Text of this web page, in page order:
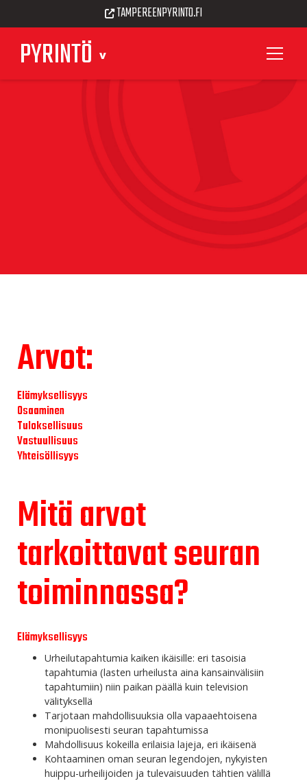
PYRINTÖ
TAMPEREENPYRINTO.FI
Arvot:
Elämyksellisyys
Osaaminen
Tuloksellisuus
Vastuullisuus
Yhteisöllisyys
Mitä arvot
tarkoittavat seuran
toiminnassa?
Elämyksellisyys
Urheilutapahtumia kaiken ikäisille: eri tasoisia
tapahtumia (lasten urheilusta aina kansainvälisiin
tapahtumiin) niin paikan päällä kuin television
välityksellä
Tarjotaan mahdollisuuksia olla vapaaehtoisena
monipuolisesti seuran tapahtumissa
Mahdollisuus kokeilla erilaisia lajeja, eri ikäisenä
Kohtaaminen oman seuran legendojen, nykyisten
huippu-urheilijoiden ja tulevaisuuden tähtien välillä